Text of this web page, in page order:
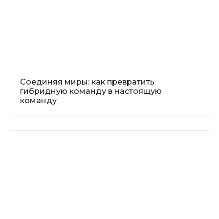
Соединяя миры: как превратить
гибридную команду в настоящую
команду